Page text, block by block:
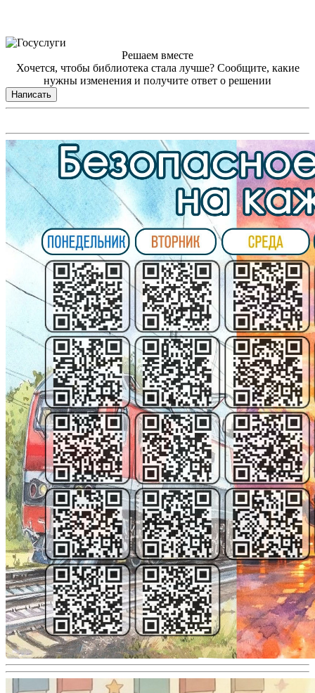
Решаем вместе
Хочется, чтобы библиотека стала лучше? Сообщите, какие
нужны изменения и получите ответ о решении
Написать